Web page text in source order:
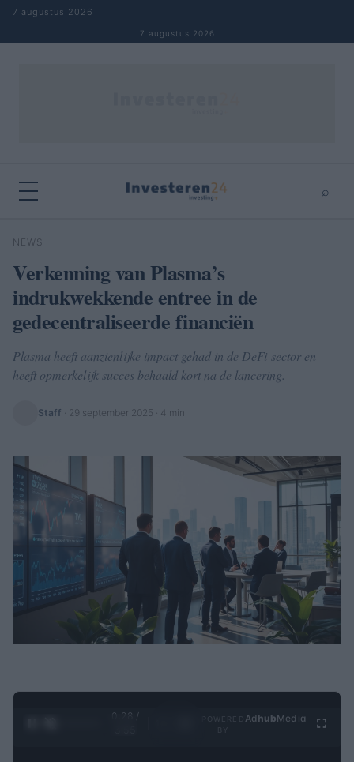
Naar inhoud springen
7 augustus 2026
7 augustus 2026
⌕
Zoeken
NEWS
Verkenning van Plasma’s
indrukwekkende entree in de
gedecentraliseerde financiën
Plasma heeft aanzienlijke impact gehad in de DeFi-sector en
heeft opmerkelijk succes behaald kort na de lancering.
Staff 29 september 2025 · 4 min
0:29 /
Ad hubMedia